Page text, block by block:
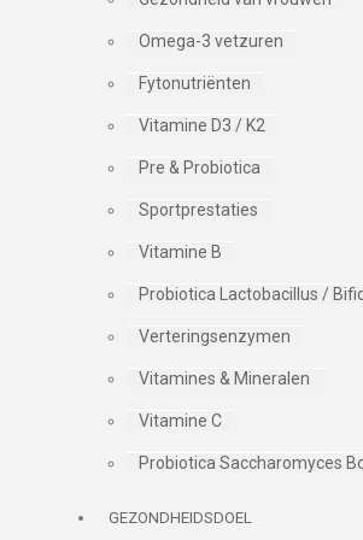
Omega-3 vetzuren
Fytonutriënten
Vitamine D3 / K2
Pre & Probiotica
Sportprestaties
Vitamine B
Probiotica Lactobacillus /
Verteringsenzymen
Vitamines & Mineralen
Vitamine C
Probiotica Saccharomyces
GEZONDHEIDSDOEL